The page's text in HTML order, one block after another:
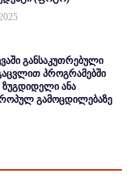
განსაკუთრებული
პროგრამებში
ზუგდიდელი ანა
გამოცდილებაზე